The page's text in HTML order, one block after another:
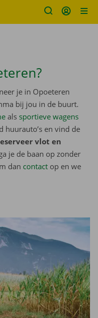
je in Opoeteren
bij jou in de buurt.
als sportieve wagens
huurauto’s en vind de
vlot en
je de baan op zonder
dan contact op en we